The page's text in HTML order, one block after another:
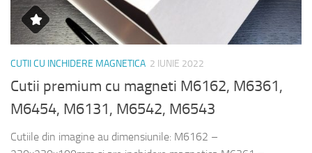
CUTII CU INCHIDERE MAGNETICA 2 IUNIE 2022
Cutii premium cu magneti M6162, M6361,
M6454, M6131, M6542, M6543
Cutiile din imagine au dimensiunile: M6162 –